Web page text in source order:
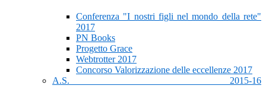
Conferenza "I nostri figli nel mondo della rete"
2017
PN Books
Progetto Grace
Webtrotter 2017
Concorso Valorizzazione delle eccellenze 2017
A.S. 2015-16